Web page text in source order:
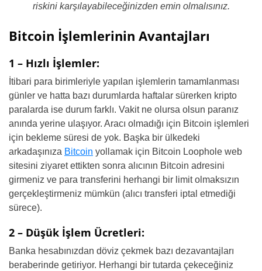
riskini karşılayabileceğinizden emin olmalısınız.
Bitcoin İşlemlerinin Avantajları
1 – Hızlı İşlemler:
İtibari para birimleriyle yapılan işlemlerin tamamlanması
günler ve hatta bazı durumlarda haftalar sürerken kripto
paralarda ise durum farklı. Vakit ne olursa olsun paranız
anında yerine ulaşıyor. Aracı olmadığı için Bitcoin işlemleri
için bekleme süresi de yok. Başka bir ülkedeki
arkadaşınıza Bitcoin yollamak için Bitcoin Loophole web
sitesini ziyaret ettikten sonra alıcının Bitcoin adresini
girmeniz ve para transferini herhangi bir limit olmaksızın
gerçekleştirmeniz mümkün (alıcı transferi iptal etmediği
sürece).
2 – Düşük İşlem Ücretleri:
Banka hesabınızdan döviz çekmek bazı dezavantajları
beraberinde getiriyor. Herhangi bir tutarda çekeceğiniz